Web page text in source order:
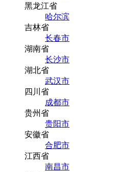
黑龙江省
哈尔滨
吉林省
长春市
湖南省
长沙市
湖北省
武汉市
四川省
成都市
贵州省
贵阳市
安徽省
合肥市
江西省
南昌市